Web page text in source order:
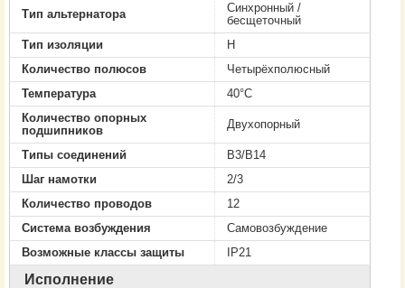
Тип альтернатора
Cинхронный /
бесщеточный
Тип изоляции
H
Количество полюсов
Четырёхполюсный
Температура
40°C
Количество опорных
подшипников
Двухопорный
Типы соединений
B3/B14
Шаг намотки
2/3
Количество проводов
12
Система возбуждения
Самовозбуждение
Возможные классы защиты
IP21
Исполнение